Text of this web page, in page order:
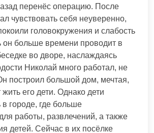
перенёс операцию. После
чувствовать себя неуверенно,
головокружения и слабость
он больше времени проводит в
во дворе, наслаждаясь
Николай много работал, не
построил большой дом, мечтая,
жить его дети. Однако дети
городе, где больше
работы, развлечений, а также
детей. Сейчас в их посёлке